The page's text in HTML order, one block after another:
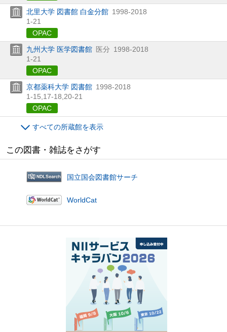
北里大学 図書館 白金分館 1998-2018
1-21
OPAC
九州大学 医学図書館 医分 1998-2018
1-21
OPAC
京都薬科大学 図書館 1998-2018
1-15, 17-18, 20-21
OPAC
すべての所蔵館を表示
この図書・雑誌をさがす
国立国会図書館サーチ
WorldCat